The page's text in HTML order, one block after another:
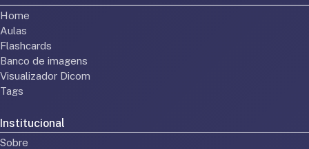
Home
Aulas
Flashcards
Banco de imagens
Visualizador Dicom
Tags
Institucional
Sobre